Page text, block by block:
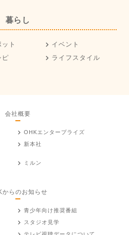
暮らし
ト
イベント
ピ
ライフスタイル
会社概要
OHKエンタープライズ
新本社
ミルン
からのお知らせ
青少年向け推奨番組
スタジオ見学